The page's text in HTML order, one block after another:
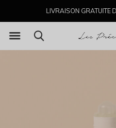
LIVRAISON GRATUITE